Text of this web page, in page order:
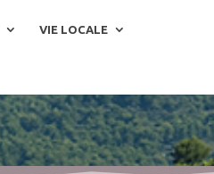
VIE LOCALE